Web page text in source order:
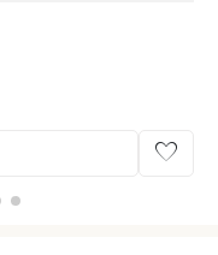
favorite